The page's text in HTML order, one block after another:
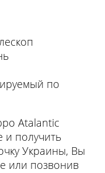
по
Atalantic
и получить
Украины, Вы
или позвонив